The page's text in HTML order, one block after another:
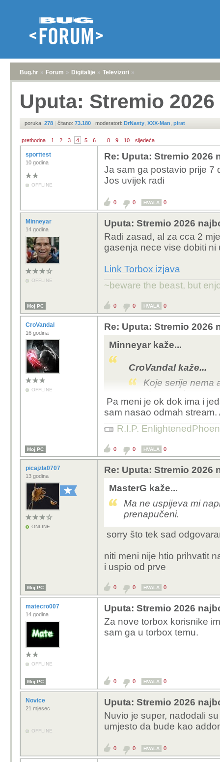
Bug.hr » Forum » Digitalije » Televizori »
Uputa: Stremio
poruka: 278 | čitano: 73.180 | moderatori: DrNasty XXX-Man pirat
prethodna 1 2 3 4 5 6 8 9 10 sljedeća
sporttest
10 godina
OFFLINE
Re: Uputa: Stremio 2026
Ja sam ga postavio prije 7
Jos uvijek radi
0 0 HVALA 0
Minneyar
14 godina
OFFLINE
Uputa: Stremio 2026
Radi zasad, al za cca 2
gasenja nece vise dobiti ni
Link Torbox izjava
~beware the beast, but
Moj PC 0 0 HVALA 0
CroVandal
16 godina
OFFLINE
Re: Uputa: Stremio 2026
Minneyar kaže...
CroVandal kaže...
Koje serije nema
streamovi
Rade svi ili vecina
75% ne vidis (dakle,
Pa meni je ok dok ima i
sam nasao odmah
R.I.P.
Moj PC 0 0 HVALA 0
picajzla0707
13 godina
ONLINE
Re: Uputa: Stremio 2026
MasterG kaže...
Ma ne uspijeva mi
prenapučeni.
sorry što tek sad
niti meni nije htio prihvatit
i uspio od prve
Moj PC 0 0 HVALA 0
matecro007
14 godina
OFFLINE
Uputa: Stremio 2026
Za nove torbox korisnike
sam ga u torbox temu.
Moj PC 0 0 HVALA 0
Novice
21 mjesec
OFFLINE
Uputa: Stremio 2026
Nuvio je super, nadodali
umjesto da bude kao
0 0 HVALA 0